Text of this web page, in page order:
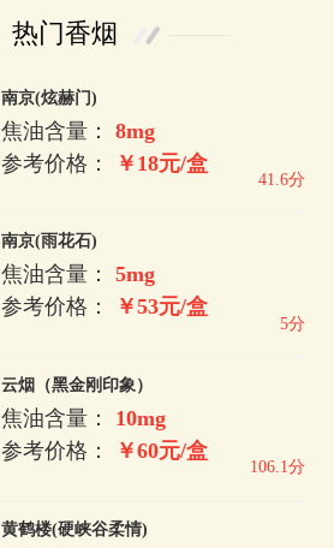
热门香烟
南京(炫赫门)
焦油含量：8mg
参考价格：
￥18元/盒
41.6分
南京(雨花石)
焦油含量：5mg
参考价格：
￥53元/盒
5分
云烟（黑金刚印象）
焦油含量： 10mg
参考价格：
￥60元/盒
106.1分
黄鹤楼(硬峡谷柔情)